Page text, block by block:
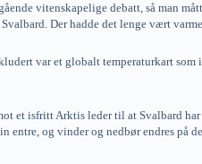
vitenskapelige debatt, så man
Der hadde det lenge vært
var et globalt temperaturkart
et isfritt Arktis leder til at Svalbard
entre, og vinder og nedbør endres